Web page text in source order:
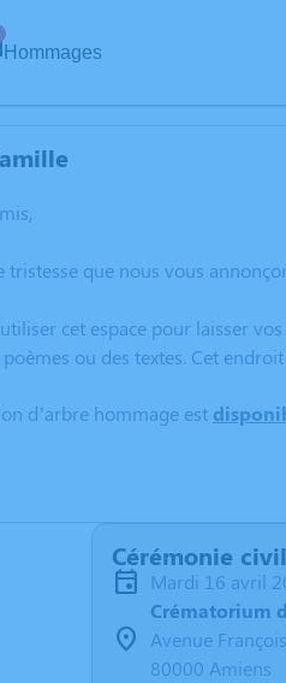
Hommages
tristesse que nous vous
cet espace pour laisser
ou des textes. Cet
d’arbre hommage est
Cérémonie
mardi 16 avril
Crématorium
Avenue
80000 Amiens